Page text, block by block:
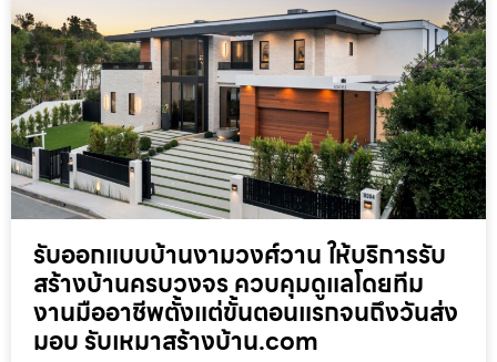
รับออกแบบบ้านงามวงศ์วาน ให้บริการรับ
สร้างบ้านครบวงจร ควบคุมดูแลโดยทีม
งานมืออาชีพตั้งแต่ขั้นตอนแรกจนถึงวันส่ง
มอบ รับเหมาสร้างบ้าน.com